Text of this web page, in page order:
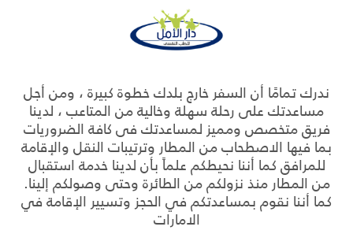
ندرك تمامًا أن السفر خارج بلدك خطوة كبيرة ، ومن أجل
مساعدتك على رحلة سهلة وخالية من المتاعب ، لدينا
فريق متخصص ومميز لمساعدتك فى كافة الضروريات
بما فيها الاصطحاب من المطار وترتيبات النقل والإقامة
للمرافق كما أننا نحيطكم علماً بأن لدينا خدمة استقبال
من المطار منذ نزولكم من الطائرة وحتى وصولكم إلينا.
كما أننا نقوم بمساعدتكم في الحجز وتسيير الإقامة في
الامارات